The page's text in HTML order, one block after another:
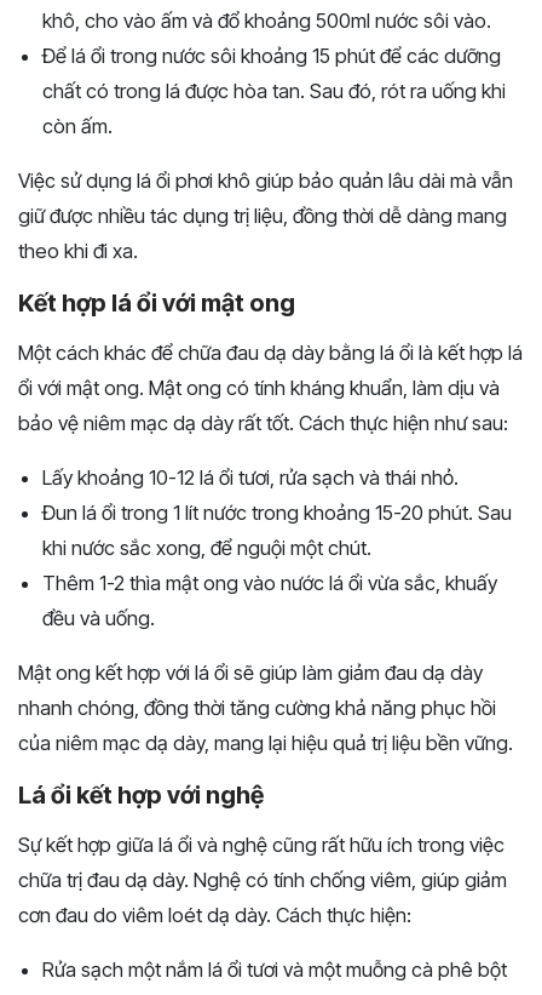
khô, cho vào ấm và đổ khoảng 500ml nước sôi vào.
Để lá ổi trong nước sôi khoảng 15 phút để các dưỡng
chất có trong lá được hòa tan. Sau đó, rót ra uống khi
còn ấm.
Việc sử dụng lá ổi phơi khô giúp bảo quản lâu dài mà vẫn
giữ được nhiều tác dụng trị liệu, đồng thời dễ dàng mang
theo khi đi xa.
Kết hợp lá ổi với mật ong
Một cách khác để chữa đau dạ dày bằng lá ổi là kết hợp lá
ổi với mật ong. Mật ong có tính kháng khuẩn, làm dịu và
bảo vệ niêm mạc dạ dày rất tốt. Cách thực hiện như sau:
Lấy khoảng 10-12 lá ổi tươi, rửa sạch và thái nhỏ.
Đun lá ổi trong 1 lít nước trong khoảng 15-20 phút. Sau
khi nước sắc xong, để nguội một chút.
Thêm 1-2 thìa mật ong vào nước lá ổi vừa sắc, khuấy
đều và uống.
Mật ong kết hợp với lá ổi sẽ giúp làm giảm đau dạ dày
nhanh chóng, đồng thời tăng cường khả năng phục hồi
của niêm mạc dạ dày, mang lại hiệu quả trị liệu bền vững.
Lá ổi kết hợp với nghệ
Sự kết hợp giữa lá ổi và nghệ cũng rất hữu ích trong việc
chữa trị đau dạ dày. Nghệ có tính chống viêm, giúp giảm
cơn đau do viêm loét dạ dày. Cách thực hiện:
Rửa sạch một nắm lá ổi tươi và một muỗng cà phê bột